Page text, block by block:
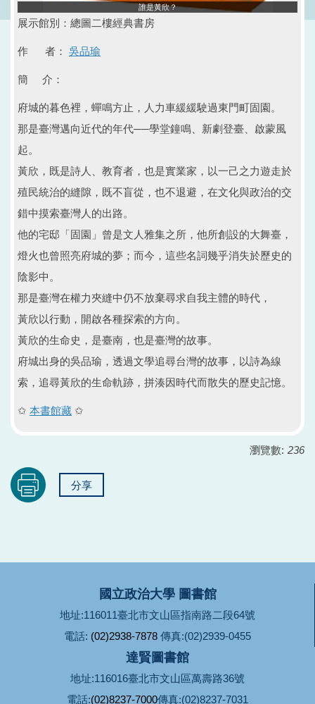
誰是黃欣？
展示館別：總圖二樓經典書房
作 者： 吳品瑜
簡 介：
府城的暮色裡，蟬鳴方止，人力車緩緩駛過東門町固園。
那是臺灣邁向近代的年代──學堂鐘鳴、新劇登臺、啟蒙風
起。
黃欣，既是詩人、教育者，也是實業家，以一己之力遊走於
殖民統治的縫隙，既不盲從，也不退避，在文化與政治的交
錯中摸索臺灣人的出路。
他的宅邸「固園」曾是文人雅集之所，他所創設的大舞臺，
燈火也曾照亮府城的夢；而今，這些名詞幾乎消失於歷史的
陰影中。
那是臺灣在權力夾縫中仍不放棄尋求自我主體的時代，
黃欣以行動，開啟各種探索的方向。
黃欣的生命史，是臺南，也是臺灣的故事。
府城出身的吳品瑜，透過文學追尋台灣的故事，以詩為線
索，追尋黃欣的生命軌跡，拼湊因時代而散失的歷史記憶。
✩ 本書館藏 ✩
瀏覽數: 236
分享
國立政治大學 圖書館
地址:116011臺北市文山區指南路二段64號
電話: (02)2938-7878 傳真:(02)2939-0455
達賢圖書館
地址:116016臺北市文山區萬壽路36號
電話:(02)8237-7000傳真:(02)8237-7031